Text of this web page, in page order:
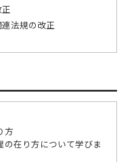
法規の改正
方
の在り方について学びま